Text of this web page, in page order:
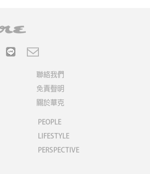
聯絡我們
免責聲明
關於華克
PEOPLE
LIFESTYLE
PERSPECTIVE